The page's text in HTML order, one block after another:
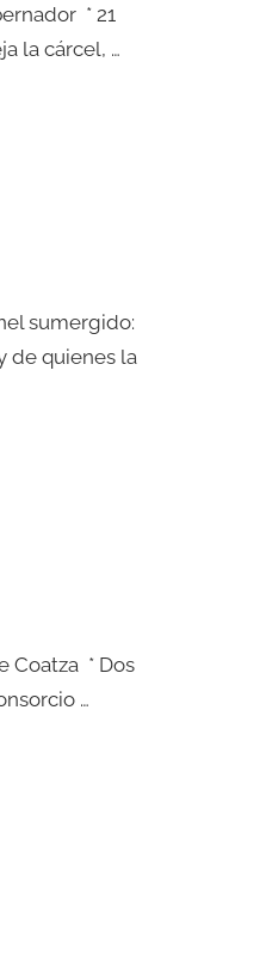
* 21
la cárcel, …
sumergido:
de quienes la
Coatza * Dos
…